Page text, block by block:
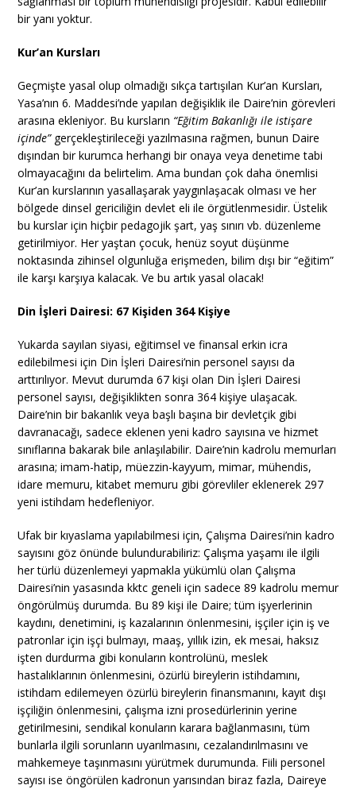
bir yanı yoktur.
Kur’an Kursları
Geçmişte yasal olup olmadığı sıkça tartışılan Kur’an Kursları,
Yasa’nın 6. Maddesi’nde yapılan değişiklik ile Daire’nin görevleri
arasına ekleniyor. Bu kursların “Eğitim Bakanlığı ile istişare
içinde”gerçekleştirileceği yazılmasına rağmen, bunun Daire
dışından bir kurumca herhangi bir onaya veya denetime tabi
olmayacağını da belirtelim. Ama bundan çok daha önemlisi
Kur’an kurslarının yasallaşarak yaygınlaşacak olması ve her
bölgede dinsel gericiliğin devlet eli ile örgütlenmesidir. Üstelik
bu kurslar için hiçbir pedagojik şart, yaş sınırı vb. düzenleme
getirilmiyor. Her yaştan çocuk, henüz soyut düşünme
noktasında zihinsel olgunluğa erişmeden, bilim dışı bir “eğitim”
ile karşı karşıya kalacak. Ve bu artık yasal olacak!
Din İşleri Dairesi: 67 Kişiden 364 Kişiye
Yukarda sayılan siyasi, eğitimsel ve finansal erkin icra
edilebilmesi için Din İşleri Dairesi’nin personel sayısı da
arttırılıyor. Mevut durumda 67 kişi olan Din İşleri Dairesi
personel sayısı, değişiklikten sonra 364 kişiye ulaşacak.
Daire’nin bir bakanlık veya başlı başına bir devletçik gibi
davranacağı, sadece eklenen yeni kadro sayısına ve hizmet
sınıflarına bakarak bile anlaşılabilir. Daire’nin kadrolu memurları
arasına; imam-hatip, müezzin-kayyum, mimar, mühendis,
idare memuru, kitabet memuru gibi görevliler eklenerek 297
yeni istihdam hedefleniyor.
Ufak bir kıyaslama yapılabilmesi için, Çalışma Dairesi’nin kadro
sayısını göz önünde bulundurabiliriz: Çalışma yaşamı ile ilgili
her türlü düzenlemeyi yapmakla yükümlü olan Çalışma
Dairesi’nin yasasında kktc geneli için sadece 89 kadrolu memur
öngörülmüş durumda. Bu 89 kişi ile Daire; tüm işyerlerinin
kaydını, denetimini, iş kazalarının önlenmesini, işçiler için iş ve
patronlar için işçi bulmayı, maaş, yıllık izin, ek mesai, haksız
işten durdurma gibi konuların kontrolünü, meslek
hastalıklarının önlenmesini, özürlü bireylerin istihdamını,
istihdam edilemeyen özürlü bireylerin finansmanını, kayıt dışı
işçiliğin önlenmesini, çalışma izni prosedürlerinin yerine
getirilmesini, sendikal konuların karara bağlanmasını, tüm
bunlarla ilgili sorunların uyarılmasını, cezalandırılmasını ve
mahkemeye taşınmasını yürütmek durumunda. Fiili personel
sayısı ise öngörülen kadronun yarısından biraz fazla, Daireye